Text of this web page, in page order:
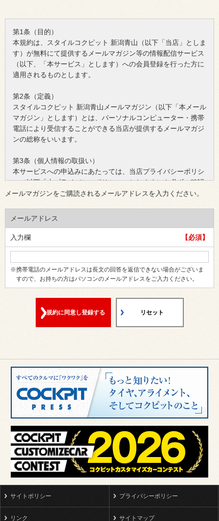
第1条（目的）
本規約は、スタイルコクピット 新潟青山（以下「当店」としま
す）が無料にて提供するメールマガジン等の情報配信サービス
（以下、「本サービス」とします）への会員登録を行った方に
適用されるものとします。
第2条（定義）
スタイルコクピット 新潟青山メールマガジン（以下「本メール
マガジン」とします）とは、パーソナルコンピューター・携帯
電話により受信することができる当店が提供するメールマガジ
ンの総称をいいます。
第3条（個人情報の取扱い）
本サービスへの申込みにあたっては、当店プライバシーポリシ
ー（以下「本プライバシーポリシー」とします）を必ずご確認
ください。なお、本サービスに申込みをして頂いた際には、前
す。
第4条（会員申込み）
お客様ご自身による本サービスへの会員申込み後、当店で申込
の会員（以下「本会員」とします）に登録されるものとしま
す。なお、本サービスをご利用するために必要な設備の投資、
接続料、通話料を含む通信費用等については、本会員が自らこ
れを負担するものとします。
きましては、当店において本会員の登録内容変更手続を行う場
合もございますので、あらかじめご了承ください。
第6条（当店からのご案内の送信について）
当店が本会員に対して案内を差し上げる必要があると考えた場
合、当店が行う本サービス以外のE-mailによるご案内、情報の
送信等を行う場合がございますので、あらかじめご了承くださ
い。
第7条（本会員による配信の停止）
前に本サービス内、ないしは当店所定の方法に従い必ず当店に
メールマガジンをご購読されるメールアドレスを入力ください。
メールアドレス
【必須】
入力欄
※携帯電話のメールアドレスは長文の回答を返信できない場合がございま
すので、お持ちの方はパソコンのメールアドレスをご入力ください。
規約に同意し登録する リセット
サイトポリシー プライバシーポリシー
リンク サイトマップ